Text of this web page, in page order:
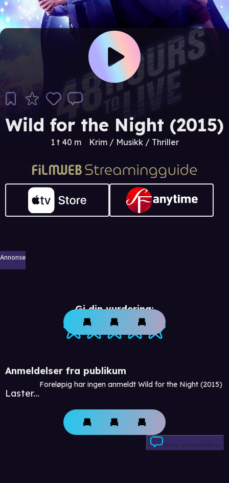
Wild for the Night (2015)
1 t 40 m Krim / Musikk / Thriller
Annonse
Gi din vurdering:
Anmeldelser fra publikum
Laster...
Foreløpig har ingen anmeldt Wild for the Night (2015)
Skriv anmeldelse